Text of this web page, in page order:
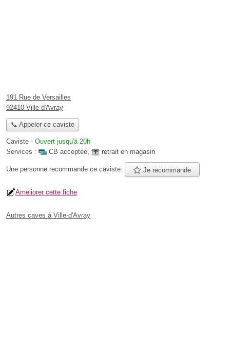
191 Rue de Versailles
92410 Ville-d'Avray
📞 Appeler ce caviste
Caviste - Ouvert jusqu'à 20h
Services :
CB acceptée, retrait en magasin
Une personne recommande ce caviste. Je recommande
Améliorer cette fiche
Autres caves à Ville-d'Avray